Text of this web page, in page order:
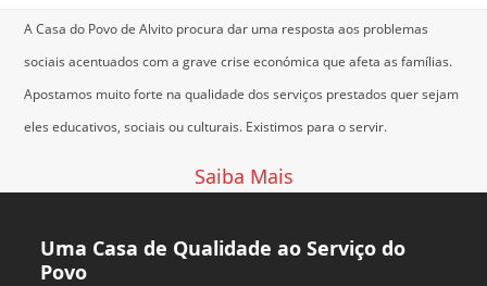
A Casa do Povo de Alvito procura dar uma resposta aos problemas
sociais acentuados com a grave crise económica que afeta as famílias.
Apostamos muito forte na qualidade dos serviços prestados quer sejam
eles educativos, sociais ou culturais. Existimos para o servir.
Saiba Mais
Uma Casa de Qualidade ao Serviço do
Povo